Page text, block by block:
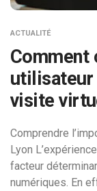
ACTUALITÉ
Comment
utilisateur
visite
Comprendre
Lyon
facteur
numériques. En